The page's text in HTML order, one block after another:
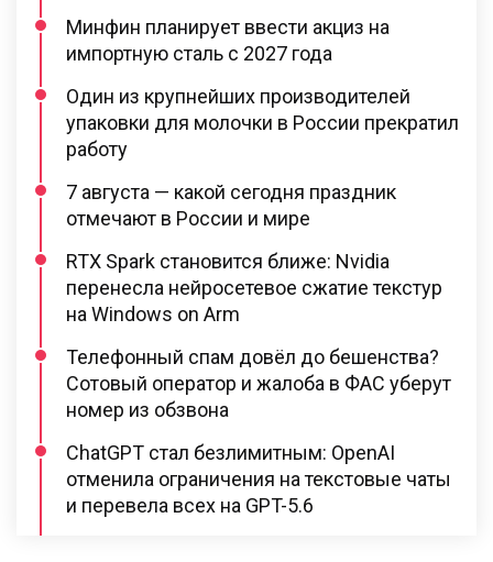
Минфин планирует ввести акциз на
импортную сталь с 2027 года
Один из крупнейших производителей
упаковки для молочки в России прекратил
работу
7 августа — какой сегодня праздник
отмечают в России и мире
RTX Spark становится ближе: Nvidia
перенесла нейросетевое сжатие текстур
на Windows on Arm
Телефонный спам довёл до бешенства?
Сотовый оператор и жалоба в ФАС уберут
номер из обзвона
ChatGPT стал безлимитным: OpenAI
отменила ограничения на текстовые чаты
и перевела всех на GPT-5.6